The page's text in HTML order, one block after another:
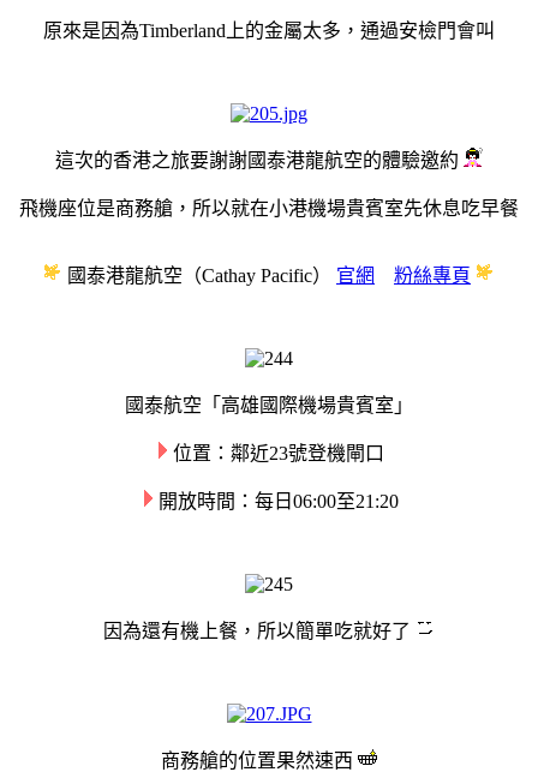
原來是因為Timberland上的金屬太多，通過安檢門會叫
這次的香港之旅要謝謝國泰港龍航空的體驗邀約
飛機座位是商務艙， 所以就在小港機場貴賓室先休息吃早餐
國泰港龍航空 （Cathay Pacific） 官網 粉絲專頁
國泰航空「高雄國際機場貴賓室 」
位置：鄰近23號登機閘口
開放時間：每日06:00至21:20
因為還有機上餐，所以簡單吃就好了
商務艙的位置果然速西